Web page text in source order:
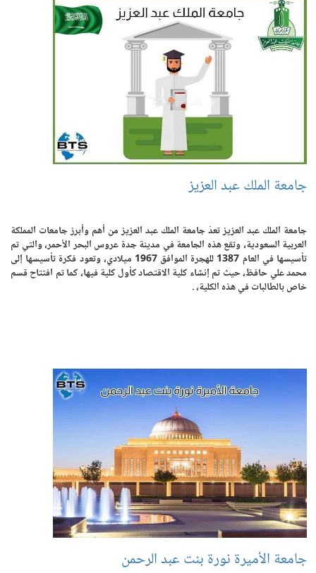
جامعة الملك عبد العزيز
جامعة الملك عبد العزيز تعدّ جامعة الملك عبد العزيز من أهم وأبرز جامعات المملكة
العربية السعودية، وتقع هذه الجامعة في مدينة جدة عروس البحر الأحمر، والتي تم
تأسيسها في العام 1387 للهجرة الموافق 1967 ميلادي، وتعود فكرة تأسيسها إلى
محمد علي حافظ، حيث تم إنشاء كلية الاقتصاد كأول كلية فيها، كما تم افتتاح قسم
خاص بالطالبات في هذه الكلية، .
جامعة الأميرة نورة بنت عبد الرحمن